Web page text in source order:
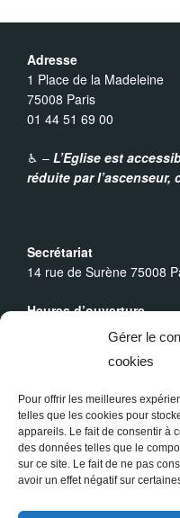
Gérer le
cookies
Pour offrir les meilleures
telles que les cookies pour
appareils. Le fait de consentir à
des données telles que le
sur ce site. Le fait de ne pas
avoir un effet négatif sur
Adresse
1 Place de la Madeleine
75008 Paris
01 44 51 69 00
♿︎ – L’Eglise est
réduite par l’ascenseur,
Secrétariat
14 rue de Surène 75008
Heures d’ouverture
Du lundi au dimanche :
Messes Dominicales
Dimanche, messe à10h30